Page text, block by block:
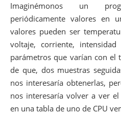
Imaginémonos un
periódicamente valores en
valores pueden ser
voltaje, corriente,
parámetros que varían con el
de que, dos muestras
nos interesaría obtenerlas,
nos interesaría volver a ver
en una tabla de uno de CPU